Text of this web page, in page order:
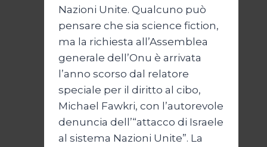
Nazioni Unite. Qualcuno può
pensare che sia science fiction,
ma la richiesta all’Assemblea
generale dell’Onu è arrivata
l’anno scorso dal relatore
speciale per il diritto al cibo,
Michael Fawkri, con l’autorevole
denuncia dell’“attacco di Israele
al sistema Nazioni Unite”. La